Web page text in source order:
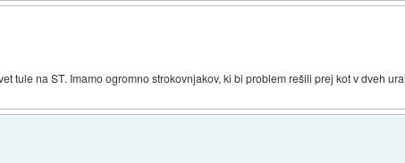
tule na ST. Imamo ogromno strokovnjakov, ki bi problem rešili prej kot v dveh